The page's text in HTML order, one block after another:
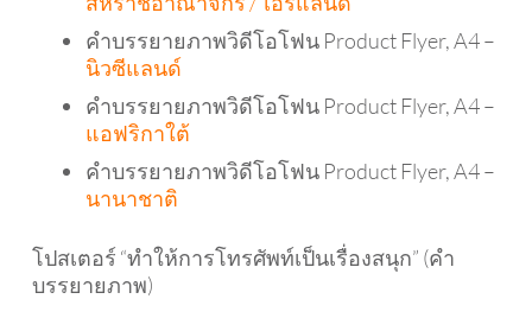
คำบรรยายภาพวิดีโอโฟน Product Flyer, A4 –
นิวซีแลนด์
คำบรรยายภาพวิดีโอโฟน Product Flyer, A4 –
แอฟริกาใต้
คำบรรยายภาพวิดีโอโฟน Product Flyer, A4 –
นานาชาติ
โปสเตอร์ “ทำให้การโทรศัพท์เป็นเรื่องสนุก” (คำ
บรรยายภาพ)